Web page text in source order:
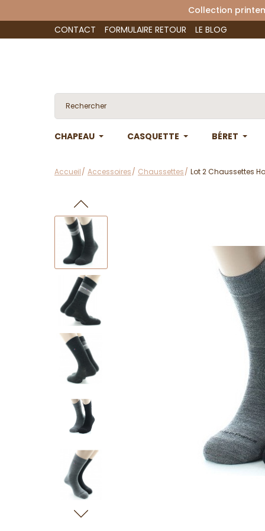
Collection
CONTACT
FORMULAIRE RETOUR LE BLOG
CHAPEAU CASQUETTE BÉRET
Accueil Accessoires Chaussettes Lot 2 Chaussettes